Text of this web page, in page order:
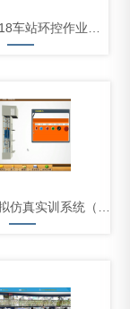
中人ZRGD-18车站环控作业仿真软件
电梯维保虚拟仿真实训系统（PC云端+VR版）